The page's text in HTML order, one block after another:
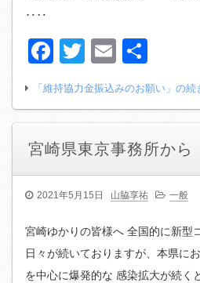
‥‥
Facebook
Twitter
Email
「維持協力金振込みのお願い」の続
宮崎県東京事務所から
2021年5月15日 山脇享祐 一般
宮崎ゆかりの皆様へ 全国的に新型
日々が続いておりますが、本県に
を中心に爆発的な 感染拡大が続く